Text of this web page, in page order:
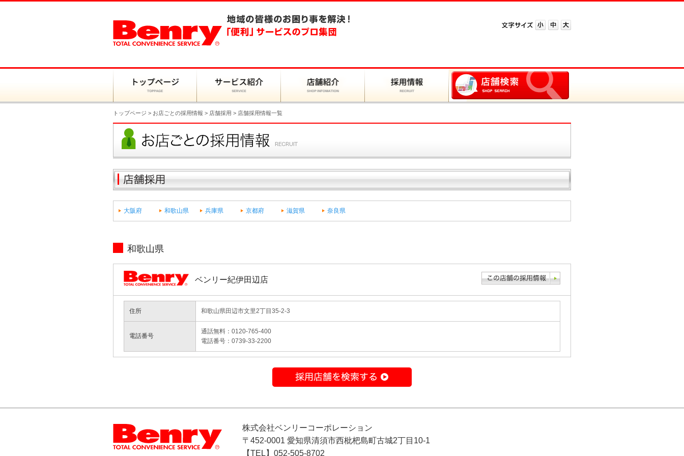
トップページ > お店ごとの採用情報 > 店舗採用 > 店舗採用情報一覧
大阪府 和歌山県 兵庫県 京都府 滋賀県 奈良県
和歌山県
ベンリー紀伊田辺店
住所 和歌山県田辺市文里2丁目35-2-3
電話番号
通話無料：0120-765-400
電話番号：0739-33-2200
株式会社ベンリーコーポレーション
〒452-0001 愛知県清須市西枇杷島町古城2丁目10-1
【TEL】052-505-8702